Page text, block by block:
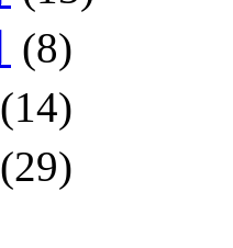
(8)
(14)
(29)